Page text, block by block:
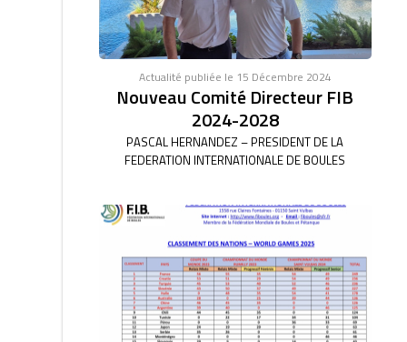
Actualité publiée le 15 Décembre 2024
Nouveau Comité Directeur FIB
2024-2028
PASCAL HERNANDEZ – PRESIDENT DE LA
FEDERATION INTERNATIONALE DE BOULES